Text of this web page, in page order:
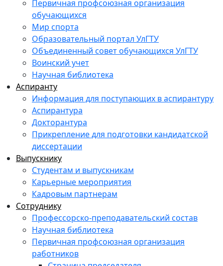
Первичная профсоюзная организация
обучающихся
Мир спорта
Образовательный портал УлГТУ
Объединенный совет обучающихся УлГТУ
Воинский учет
Научная библиотека
Аспиранту
Информация для поступающих в аспирантуру
Аспирантура
Докторантура
Прикрепление для подготовки кандидатской
диссертации
Выпускнику
Студентам и выпускникам
Карьерные мероприятия
Кадровым партнерам
Сотруднику
Профессорско-преподавательский состав
Научная библиотека
Первичная профсоюзная организация
работников